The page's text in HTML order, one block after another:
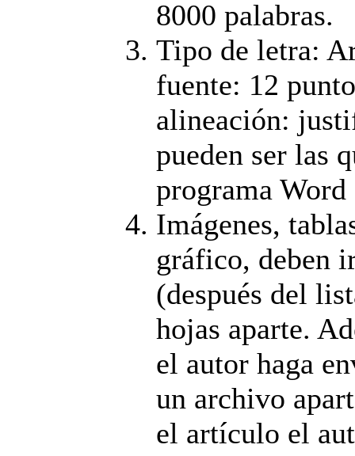
8000 palabras.
Tipo de letra:
fuente: 12
alineación:
pueden ser las
programa
Imágenes,
gráfico, deben
(después del
hojas aparte.
el autor haga
un archivo
el artículo el